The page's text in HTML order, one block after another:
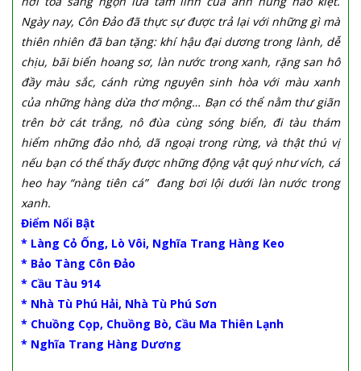
Ngày nay, Côn Đảo đã thực sự được trả lại với những gì mà
thiên nhiên đã ban tặng: khí hậu đại dương trong lành, dễ
chịu, bãi biển hoang sơ, làn nước trong xanh, rặng san hô
đầy màu sắc, cánh rừng nguyên sinh hòa với màu xanh
của những hàng dừa thơ mộng… Bạn có thể nằm thư giãn
trên bờ cát trắng, nô đùa cùng sóng biển, đi tàu thám
hiểm những đảo nhỏ, dã ngoại trong rừng, và thật thú vị
nếu bạn có thể thấy được những động vật quý như vích, cá
heo hay “nàng tiên cá” đang bơi lội dưới làn nước trong
xanh.
Điểm Nổi Bật
* Làng Cỏ Ống, Lò Vôi, Nghĩa Trang Hàng Keo
* Bảo Tàng Côn Đảo
* Cầu Tàu 914
* Nhà Tù Phú Hải, Nhà Tù Phú Sơn
* Chuồng Cọp, Chuồng Bò, Cầu Ma Thiên Lạnh
* Nghĩa Trang Hàng Dương